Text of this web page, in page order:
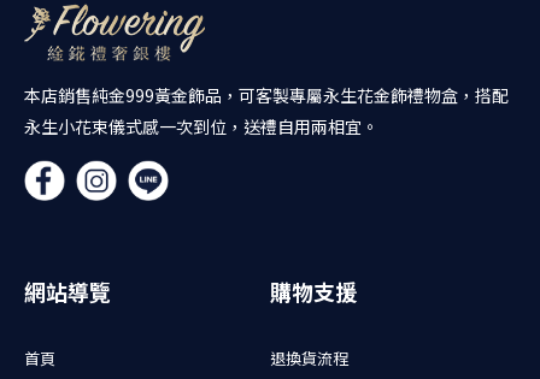
本店銷售純金999黃金飾品，可客製專屬永生花金飾禮物盒，搭配
永生小花束儀式感一次到位，送禮自用兩相宜。
網站導覽
首頁
購物支援
退換貨流程